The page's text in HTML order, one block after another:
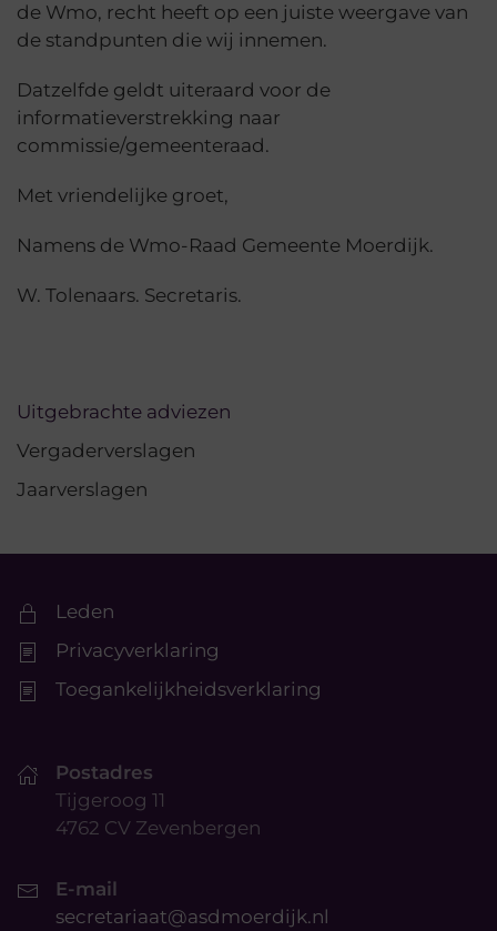
de Wmo, recht heeft op een juiste weergave van
de standpunten die wij innemen.
Datzelfde geldt uiteraard voor de
informatieverstrekking naar
commissie/gemeenteraad.
Met vriendelijke groet,
Namens de Wmo-Raad Gemeente Moerdijk.
W. Tolenaars. Secretaris.
Uitgebrachte adviezen
Vergaderverslagen
Jaarverslagen
Leden
Privacyverklaring
Toegankelijkheidsverklaring
Postadres
Tijgeroog 11
4762 CV Zevenbergen
E-mail
secretariaat@asdmoerdijk.nl